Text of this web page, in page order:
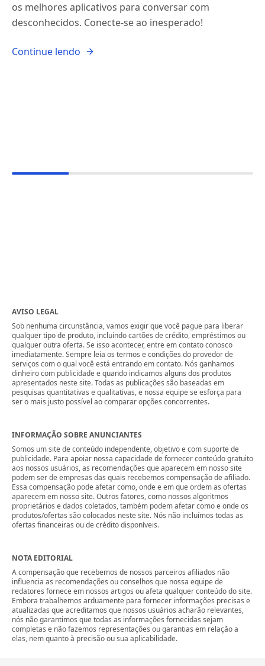
os melhores aplicativos para conversar com
desconhecidos. Conecte-se ao inesperado!
Continue lendo
AVISO LEGAL
Sob nenhuma circunstância, vamos exigir que você pague para liberar
qualquer tipo de produto, incluindo cartões de crédito, empréstimos ou
qualquer outra oferta. Se isso acontecer, entre em contato conosco
imediatamente. Sempre leia os termos e condições do provedor de
serviços com o qual você está entrando em contato. Nós ganhamos
dinheiro com publicidade e quando indicamos alguns dos produtos
apresentados neste site. Todas as publicações são baseadas em
pesquisas quantitativas e qualitativas, e nossa equipe se esforça para
ser o mais justo possível ao comparar opções concorrentes.
INFORMAÇÃO SOBRE ANUNCIANTES
Somos um site de conteúdo independente, objetivo e com suporte de
publicidade. Para apoiar nossa capacidade de fornecer conteúdo gratuito
aos nossos usuários, as recomendações que aparecem em nosso site
podem ser de empresas das quais recebemos compensação de afiliado.
Essa compensação pode afetar como, onde e em que ordem as ofertas
aparecem em nosso site. Outros fatores, como nossos algoritmos
proprietários e dados coletados, também podem afetar como e onde os
produtos/ofertas são colocados neste site. Nós não incluímos todas as
ofertas financeiras ou de crédito disponíveis.
NOTA EDITORIAL
A compensação que recebemos de nossos parceiros afiliados não
influencia as recomendações ou conselhos que nossa equipe de
redatores fornece em nossos artigos ou afeta qualquer conteúdo do site.
Embora trabalhemos arduamente para fornecer informações precisas e
atualizadas que acreditamos que nossos usuários acharão relevantes,
nós não garantimos que todas as informações fornecidas sejam
completas e não fazemos representações ou garantias em relação a
elas, nem quanto à precisão ou sua aplicabilidade.